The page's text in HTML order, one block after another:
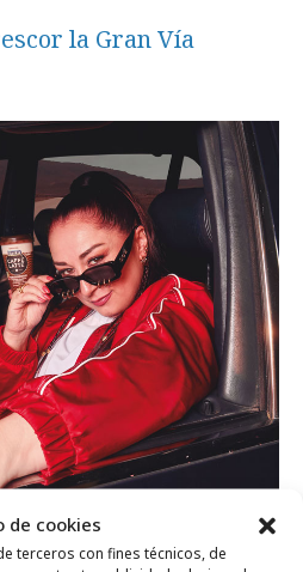
de cookies
terceros con fines técnicos, de
la Gran Vía